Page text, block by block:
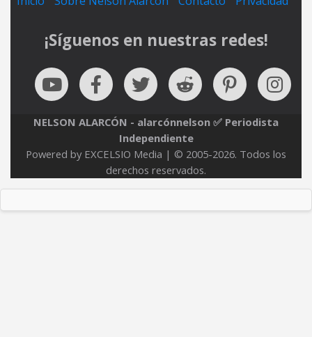
¡Síguenos en nuestras redes!
NELSON ALARCÓN - alarcónnelson ✅ Periodista
Independiente
Powered by EXCELSIO Media | © 2005-2026. Todos los
derechos reservados.